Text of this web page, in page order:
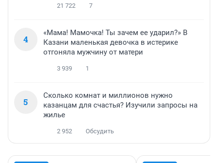
21 722 7
4
«Мама! Мамочка! Ты зачем ее ударил?» В
Казани маленькая девочка в истерике
отгоняла мужчину от матери
3 939 1
5
Сколько комнат и миллионов нужно
казанцам для счастья? Изучили запросы на
жилье
2 952 Обсудить